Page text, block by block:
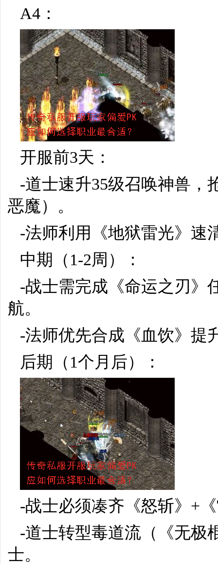
A4：
开服前3天：
-道士速升35级召唤神兽，
恶魔）。
-法师利用《地狱雷光》速
中期（1-2周）：
-战士需完成《命运之刃》
航。
-法师优先合成《血饮》提
后期（1个月后）：
-战士必须凑齐《怒斩》+
-道士转型毒道流（《无极
士。